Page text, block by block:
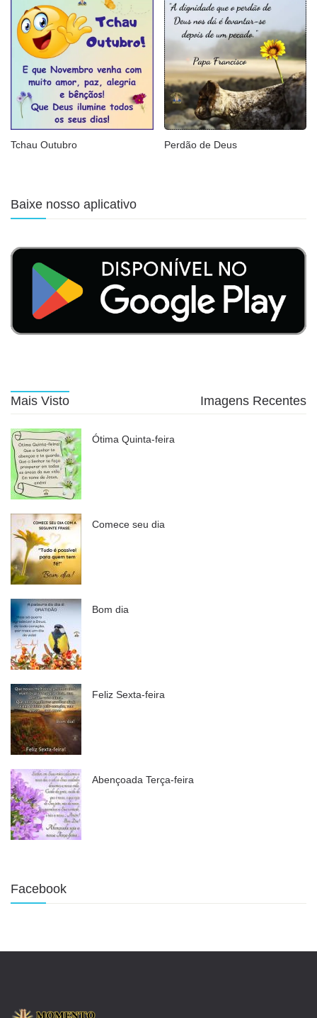
Tchau Outubro Perdão de Deus
Baixe nosso aplicativo
Mais Visto Imagens Recentes
Ótima Quinta-feira
Comece seu dia
Bom dia
Feliz Sexta-feira
Abençoada Terça-feira
Facebook